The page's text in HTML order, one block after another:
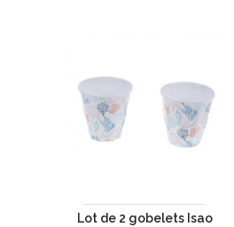
Lot de 2 gobelets Isao